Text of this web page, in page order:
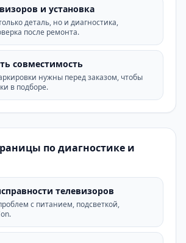
и установка
деталь, но и диагностика,
после ремонта.
совместимость
нужны перед заказом, чтобы
в подборе.
по диагностике и
телевизоров
с питанием, подсветкой,